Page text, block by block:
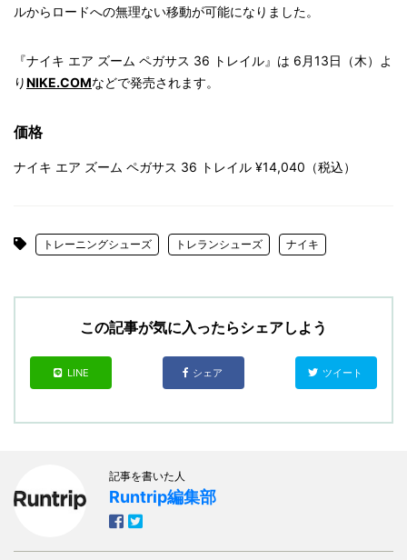
ルからロードへの無理ない移動が可能になりました。
『ナイキ エア ズーム ペガサス 36 トレイル』は 6月13日（木）よ
りNIKE.COMなどで発売されます。
価格
ナイキ エア ズーム ペガサス 36 トレイル ¥14,040（税込）
トレーニングシューズ トレランシューズ ナイキ
この記事が気に入ったらシェアしよう
LINE シェア ツイート
記事を書いた人
Runtrip編集部